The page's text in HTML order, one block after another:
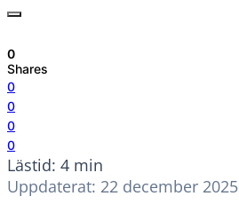
0
Shares
0
0
0
0
Lästid: 4 min
Uppdaterat: 22 december 2025